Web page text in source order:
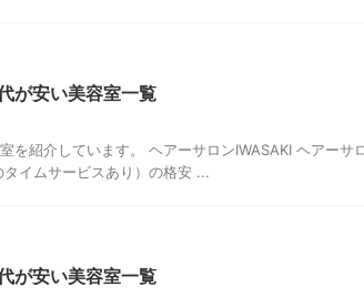
が安い美容室一覧
を紹介しています。 ヘアーサロンIWASAKI ヘアーサ
イムサービスあり）の格安 ...
が安い美容室一覧